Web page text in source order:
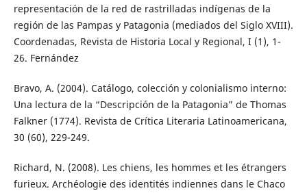
representación de la red de rastrilladas indígenas de la
región de las Pampas y Patagonia (mediados del Siglo XVIII).
Coordenadas, Revista de Historia Local y Regional, I (1), 1-
26. Fernández
Bravo, A. (2004). Catálogo, colección y colonialismo interno:
Una lectura de la “Descripción de la Patagonia” de Thomas
Falkner (1774). Revista de Crítica Literaria Latinoamericana,
30 (60), 229-249.
Richard, N. (2008). Les chiens, les hommes et les étrangers
furieux. Archéologie des identités indiennes dans le Chaco